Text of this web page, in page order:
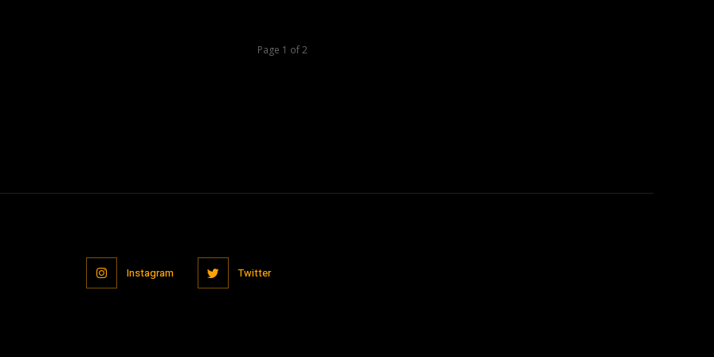
Page 1 of 2
Instagram Twitter